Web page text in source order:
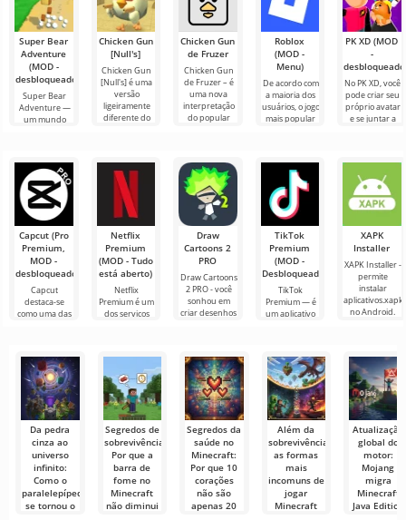
Super Bear
Adventure
(MOD -
desbloqueado)
Super Bear
Adventure —
um mundo
encontrarão
aventuras 3D
Chicken Gun
[Null's]
Chicken Gun
[Null's] é uma
versão
ligeiramente
diferente do
Chicken Gun
de Fruzer
Chicken Gun
de Fruzer – é
uma nova
interpretação
do popular
Roblox
(MOD -
Menu)
De acordo com
a maioria dos
usuários, o jogo
mais popular
PK XD (MOD
-
No PK XD, você
pode criar seu
próprio avatar
e se juntar a
Capcut (Pro
Premium,
MOD -
desbloqueado)
Capcut
destaca-se
como uma das
para edição de
vídeo,
garantindo um
Netflix
Premium
(MOD - Tudo
está aberto)
Netflix
Premium é um
dos serviços
programas de
TV em
Draw
Cartoons 2
PRO
Draw Cartoons
2 PRO - você
sonhou em
criar desenhos
até
TikTok
Premium
(MOD -
Desbloqueado)
TikTok
Premium — é
um aplicativo
outros
usuários ou
encontrar
XAPK
Installer
XAPK Installer -
permite
instalar
aplicativos.xapk
no Android.
Da pedra
cinza ao
universo
infinito:
Como o
paralelepípedo
se tornou o
Segredos de
sobrevivência:
Por que a
barra de
fome no
Minecraft
não diminui
Segredos da
saúde no
Minecraft:
Por que 10
corações
não são
apenas 20
Além da
sobrevivência:
as formas
mais
incomuns de
jogar
Minecraft
Atualização
global do
motor:
Mojang
migra
Minecraft
Java Edition